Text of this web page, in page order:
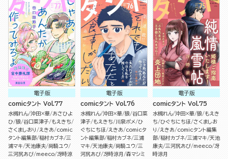
電子版
comicタント Vol.77
水槻れん 沖田×華 あさひよ
ひ 狼 谷口菜津子 もえきち
さくましおり
えきあ
comic
タント編集部 稲村カブネ 三
浦マキ 天池康夫 尚騎ユウ
三河尻あび meeco 冴時涼
電子版
comicタント Vol.76
水槻れん 沖田×華 狼 谷口菜
津子 もえきち 川泉ポメ ひ
ぐちにちほ
えきあ
comicタ
ント編集部 稲村カブネ 三浦
マキ 天池康夫 尚騎ユウ 三
河尻あび 冴時涼月 森マシミ
電子版
comicタント Vol.75
水槻れん 沖田×華 狼 もえき
ち ひぐちにちほ さくましお
り
えきあ
comicタント編集
部 稲村カブネ 三浦マキ 天池
康夫 三河尻あび meeco 冴
時涼月